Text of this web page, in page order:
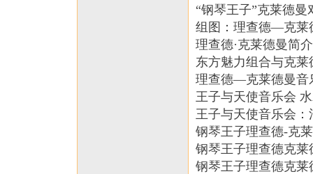
“钢琴王子”克莱德
组图：理查德—克莱
理查德·克莱德曼简介
东方魅力组合与克
理查德—克莱德曼音
王子与天使音乐会
王子与天使音乐会
钢琴王子理查德-克
钢琴王子理查德克
钢琴王子理查德克莱